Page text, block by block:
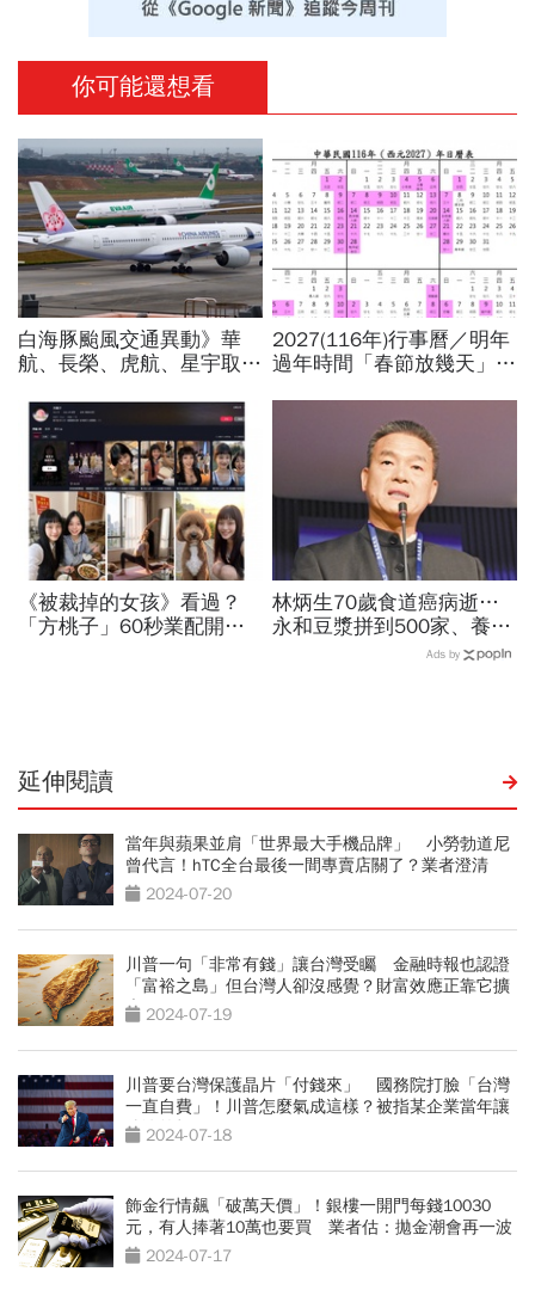
你可能還想看
白海豚颱風交通異動》華
航、長榮、虎航、星宇取消
飛沖繩！台鐵高鐵公路管制
不斷更新
2027(116年)行事曆／明年
過年時間「春節放幾天」、
《被裁掉的女孩》看過？
「方桃子」60秒業配開價
林炳生70歲食道癌病逝…
永和豆漿拼到500家、養生
愛運動為何罹癌？食道癌初
Ads by
延伸閱讀
當年與蘋果並肩「世界最大手機品牌」 小勞勃道尼
曾代言！hTC全台最後一間專賣店關了？業者澄清
2024-07-20
川普一句「非常有錢」讓台灣受矚 金融時報也認證
「富裕之島」但台灣人卻沒感覺？財富效應正靠它擴
大 2024-07-19
川普要台灣保護晶片「付錢來」 國務院打臉「台灣
一直自費」！川普怎麼氣成這樣？被指某企業當年讓
他淪笑柄
2024-07-18
飾金行情飆「破萬天價」！銀樓一開門每錢10030
元，有人捧著10萬也要買 業者估：拋金潮會再一波
2024-07-17